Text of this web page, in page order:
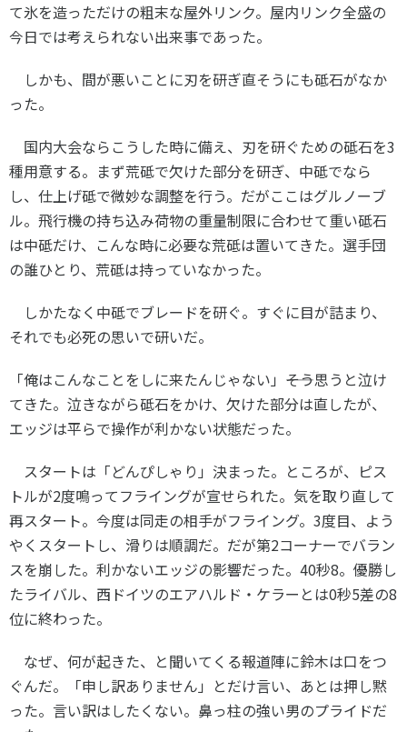
て氷を造っただけの粗末な屋外リンク。屋内リンク全盛の
今日では考えられない出来事であった。
しかも、間が悪いことに刃を研ぎ直そうにも砥石がなか
った。
国内大会ならこうした時に備え、刃を研ぐための砥石を3
種用意する。まず荒砥で欠けた部分を研ぎ、中砥でなら
し、仕上げ砥で微妙な調整を行う。だがここはグルノーブ
ル。飛行機の持ち込み荷物の重量制限に合わせて重い砥石
は中砥だけ、こんな時に必要な荒砥は置いてきた。選手団
の誰ひとり、荒砥は持っていなかった。
しかたなく中砥でブレードを研ぐ。すぐに目が詰まり、
それでも必死の思いで研いだ。
「俺はこんなことをしに来たんじゃない」――そう思うと泣け
てきた。泣きながら砥石をかけ、欠けた部分は直したが、
エッジは平らで操作が利かない状態だった。
スタートは「どんぴしゃり」決まった。ところが、ピス
トルが2度鳴ってフライングが宣せられた。気を取り直して
再スタート。今度は同走の相手がフライング。 3度目、よう
やくスタートし、滑りは順調だ。だが第2コーナーでバラン
スを崩した。利かないエッジの影響だった。 40秒8。優勝し
たライバル、西ドイツのエアハルド・ケラーとは0秒5差の8
位に終わった。
なぜ、何が起きた、と聞いてくる報道陣に鈴木は口をつ
ぐんだ。「申し訳ありません」とだけ言い、あとは押し黙
った。言い訳はしたくない。鼻っ柱の強い男のプライドだ